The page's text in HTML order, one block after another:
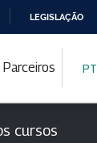
LEGISLAÇÃO
Parceiros PT
cursos